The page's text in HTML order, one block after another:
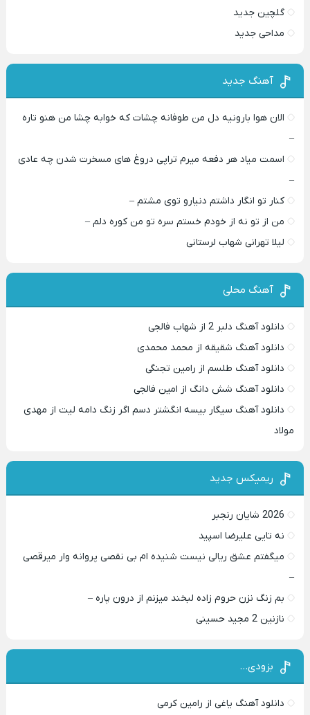
گلچین جدید
مداحی جدید
آهنگ جدید
الان هوا بارونیه دل من طوفانه چشات که خوابه چشا من هنو تاره
–
اسمت میاد هر دفعه میرم تراپی دروغ‌ های مسخرت شدن چه عادی
–
کنار تو انگار داشتم دنیارو توی مشتم –
من از تو نه از خودم خستم سره تو من کوره دلم –
لیلا تهرانی شهاب لرستانی
آهنگ محلی
دانلود آهنگ دلبر 2 از شهاب فالجی
دانلود آهنگ شقیقه از محمد محمدی
دانلود آهنگ طلسم از رامین تجنگی
دانلود آهنگ شش دانگ از امین فالجی
دانلود آهنگ سیگار بیسه انگشتر دسم اگر زنگ دامه لیت از مهدی
مولاد
ریمیکس جدید
2026 شایان رنجبر
نه تایی علیرضا اسپید
میگفتم عشق ریالی نیست شنیده ام بی نقصی پروانه وار میرقصی
–
بم زنگ نزن حروم زاده لبخند میزنم از درون پاره –
نازنین 2 مجید حسینی
بزودی…
دانلود آهنگ یاغی از رامین کرمی